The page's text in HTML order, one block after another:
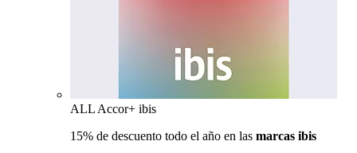
ALL Accor+ ibis
15% de descuento todo el año en las marcas ibis